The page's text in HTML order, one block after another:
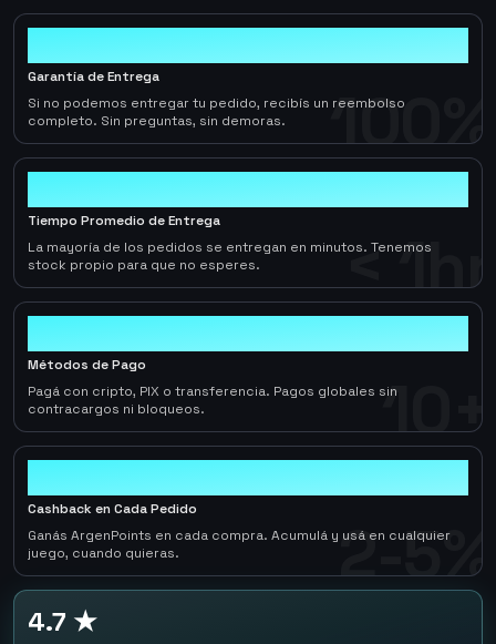
100%
Garantía de Entrega
Si no podemos entregar tu pedido, recibís un reembolso
completo. Sin preguntas, sin demoras.
< 1hr
Tiempo Promedio de Entrega
La mayoría de los pedidos se entregan en minutos. Tenemos
stock propio para que no esperes.
10+
Métodos de Pago
Pagá con cripto, PIX o transferencia. Pagos globales sin
contracargos ni bloqueos.
2-5%
Cashback en Cada Pedido
Ganás ArgenPoints en cada compra. Acumulá y usá en cualquier
juego, cuando quieras.
4.7 ★